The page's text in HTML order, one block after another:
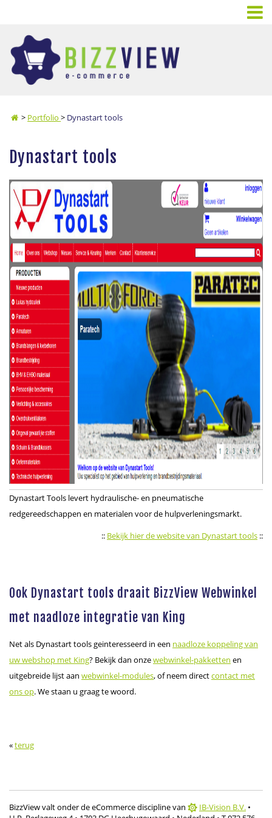
> Portfolio > Dynastart tools
Dynastart tools
Dynastart Tools levert hydraulische- en pneumatische
redgereedschappen en materialen voor de hulpverleningsmarkt.
:: Bekijk hier de website van Dynastart tools ::
Ook Dynastart tools draait BizzView Webwinkel
met naadloze integratie van King
Net als Dynastart tools geinteresseerd in een naadloze koppeling van
uw webshop met King? Bekijk dan onzewebwinkel-pakketten en
uitgebreide lijst aan webwinkel-modules, of neem directcontact met
ons op. We staan u graag te woord.
«terug
BizzView valt onder de eCommerce discipline van IB-Vision B.V. •